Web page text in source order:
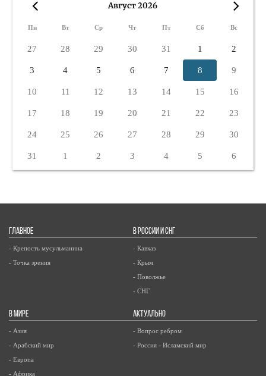
Август 2026
Пн Вт Ср Чт Пт Сб Вс
27 28 29 30 31 1 2
3 4 5 6 7 8 9
10 11 12 13 14 15 16
17 18 19 20 21 22 23
24 25 26 27 28 29 30
31 1 2 3 4 5 6
ГЛАВНОЕ
- Крепость мусульманина
- Точка зрения
В РОССИИ И СНГ
- Кавказ
- Крым
- Поволжье
- СНГ
В МИРЕ
- Азия
- Арабский мир
- Европа
- Африка
АКТУАЛЬНО
- Вопрос ребром
- Россия - Исламский мир